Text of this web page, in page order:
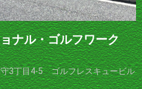
ナル・ゴルフワーク
3丁目4-5 ゴルフレスキュービル